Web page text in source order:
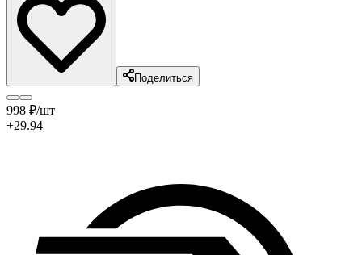
Поделиться
998 ₽/шт
+29.94